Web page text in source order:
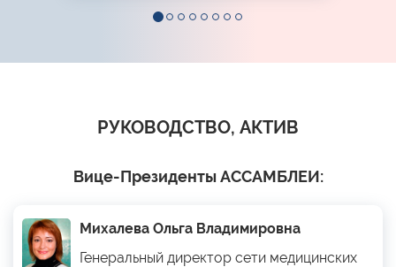
РУКОВОДСТВО, АКТИВ
Вице-Президенты АССАМБЛЕИ:
Михалева Ольга Владимировна
Генеральный директор сети медицинских